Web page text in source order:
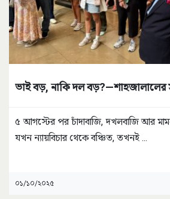
ভাই বড়, নাকি দল বড়?—শাহজালালের
৫ আগস্টের পর চাঁদাবাজি, দখলবাজি আর
যখন ন্যায়বিচার থেকে বঞ্চিত, তখনই ...
০১/১০/২০২৫